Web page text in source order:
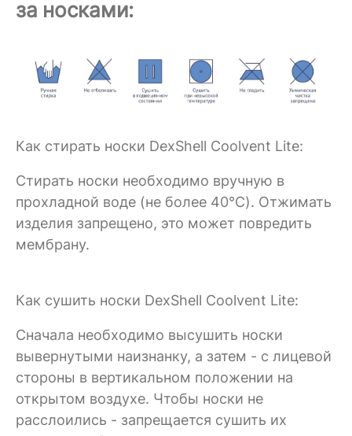
за носками:
Как стирать носки DexShell Coolvent Lite:
Стирать носки необходимо вручную в
прохладной воде (не более 40°C). Отжимать
изделия запрещено, это может повредить
мембрану.
Как сушить носки DexShell Coolvent Lite:
Сначала необходимо высушить носки
вывернутыми наизнанку, а затем - с лицевой
стороны в вертикальном положении на
открытом воздухе. Чтобы носки не
расслоились - запрещается сушить их